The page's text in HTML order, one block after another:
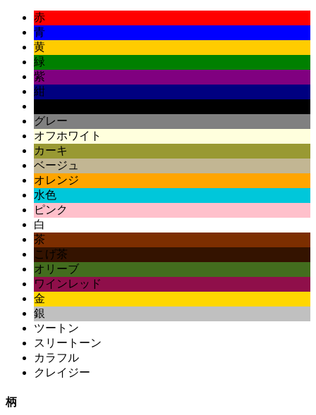
赤
青
黄
緑
紫
紺
グレー
オフホワイト
カーキ
ベージュ
オレンジ
水色
ピンク
白
茶
こげ茶
オリーブ
ワインレッド
金
銀
ツートン
スリートーン
カラフル
クレイジー
柄